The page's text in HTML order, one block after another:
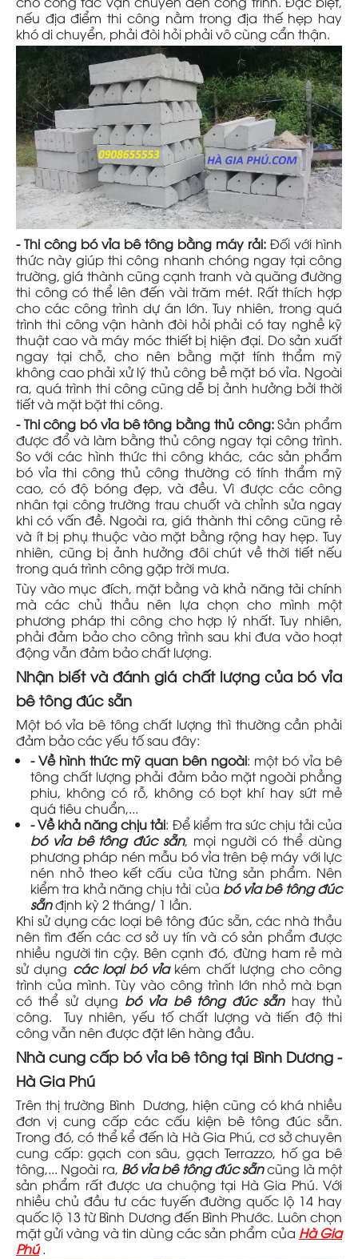
nếu địa điểm thi công nằm trong địa thế hẹp hay
khó di chuyển, phải đòi hỏi phải vô cùng cẩn thận.
- Thi công bó vỉa bê tông bằng máy rải: Đối với hình
thức này giúp thi công nhanh chóng ngay tại công
trường, giá thành cũng cạnh tranh và quãng đường
thi công có thể lên đến vài trăm mét. Rất thích hợp
cho các công trình dự án lớn. Tuy nhiên, trong quá
trình thi công vận hành đòi hỏi phải có tay nghề kỹ
thuật cao và máy móc thiết bị hiện đại. Do sản xuất
ngay tại chỗ, cho nên bằng mặt tính thẩm mỹ
không cao phải xử lý thủ công bề mặt bó vỉa. Ngoài
ra, quá trình thi công cũng dễ bị ảnh hưởng bởi thời
tiết và mặt bặt thi công.
- Thi công bó vỉa bê tông bằng thủ công:Sản phẩm
được đổ và làm bằng thủ công ngay tại công trình.
So với các hình thức thi công khác, các sản phẩm
bó vỉa thi công thủ công thường có tính thẩm mỹ
cao, có độ bóng đẹp, và đều. Vì được các công
nhân tại công trường trau chuốt và chỉnh sửa ngay
khi có vấn đề. Ngoài ra, giá thành thi công cũng rẻ
và ít bị phụ thuộc vào mặt bằng rộng hay hẹp. Tuy
nhiên, cũng bị ảnh hưởng đôi chút về thời tiết nếu
trong quá trình công gặp trời mưa.
Tùy vào mục đích, mặt bằng và khả năng tài chính
mà các chủ thầu nên lựa chọn cho mình một
phương pháp thi công cho hợp lý nhất. Tuy nhiên,
phải đảm bảo cho công trình sau khi đưa vào hoạt
động vẫn đảm bảo chất lượng.
Nhận biết và đánh giá chất lượng của bó vỉa
bê tông đúc sẵn
Một bó vỉa bê tông chất lượng thì thường cần phải
đảm bảo các yếu tố sau đây:
- Về hình thức mỹ quan bên ngoài: một bó vỉa bê
tông chất lượng phải đảm bảo mặt ngoài phẳng
phiu, không có rỗ, không có bọt khí hay sứt mẻ
quá tiêu chuẩn,...
- Về khả năng chịu tải: Để kiểm tra sức chịu tải của
bó vỉa bê tông đúc sẵn, mọi người có thể dùng
phương pháp nén mẫu bó vỉa trên bệ máy với lực
nén nhỏ theo kết cấu của từng sản phẩm. Nên
kiểm tra khả năng chịu tải của bó vỉa bê tông đúc
sẵnđịnh kỳ 2 tháng/ 1 lần.
Khi sử dụng các loại bê tông đúc sẵn, các nhà thầu
nên tìm đến các cơ sở uy tín và có sản phẩm được
nhiều người tin cậy. Bên cạnh đó, đừng ham rẻ mà
sử dụng các loại bó vỉakém chất lượng cho công
trình của mình. Tùy vào công trình lớn nhỏ mà bạn
có thể sử dụng bó vỉa bê tông đúc sẵn hay thủ
công. Tuy nhiên, yếu tố chất lượng và tiến độ thi
công vẫn nên được đặt lên hàng đầu.
Nhà cung cấp bó vỉa bê tông tại Bình Dương -
Hà Gia Phú
Trên thị trường Bình Dương, hiện cũng có khá nhiều
đơn vị cung cấp các cấu kiện bê tông đúc sẵn.
Trong đó, có thể kể đến là Hà Gia Phú, cơ sở chuyên
cung cấp: gạch con sâu, gạch Terrazzo, hố ga bê
tông,... Ngoài ra, Bó vỉa bê tông đúc sẵncũng là một
sản phẩm rất được ưa chuộng tại Hà Gia Phú. Với
nhiều chủ đầu tư các tuyến đường quốc lộ 14 hay
quốc lộ 13 từ Bình Dương đến Bình Phước. Luôn chọn
mặt gửi vàng và tin dùng các sản phẩm của Hà Gia
Phú .